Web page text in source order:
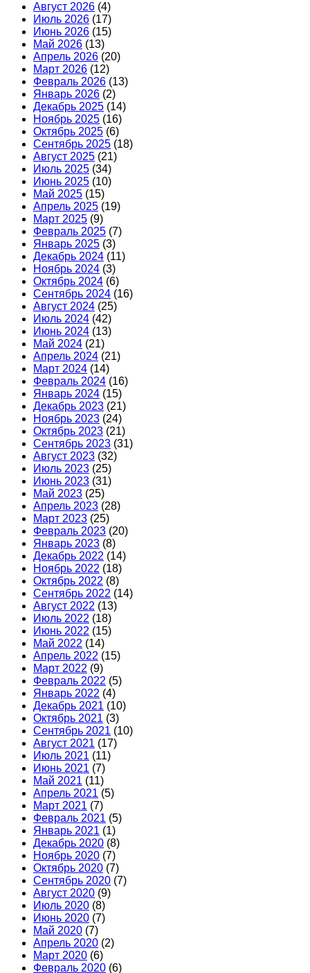
Август 2026 (4)
Июль 2026 (17)
Июнь 2026 (15)
Май 2026 (13)
Апрель 2026 (20)
Март 2026 (12)
Февраль 2026 (13)
Январь 2026 (2)
Декабрь 2025 (14)
Ноябрь 2025 (16)
Октябрь 2025 (6)
Сентябрь 2025 (18)
Август 2025 (21)
Июль 2025 (34)
Июнь 2025 (10)
Май 2025 (15)
Апрель 2025 (19)
Март 2025 (9)
Февраль 2025 (7)
Январь 2025 (3)
Декабрь 2024 (11)
Ноябрь 2024 (3)
Октябрь 2024 (6)
Сентябрь 2024 (16)
Август 2024 (25)
Июль 2024 (42)
Июнь 2024 (13)
Май 2024 (21)
Апрель 2024 (21)
Март 2024 (14)
Февраль 2024 (16)
Январь 2024 (15)
Декабрь 2023 (21)
Ноябрь 2023 (24)
Октябрь 2023 (21)
Сентябрь 2023 (31)
Август 2023 (32)
Июль 2023 (25)
Июнь 2023 (31)
Май 2023 (25)
Апрель 2023 (28)
Март 2023 (25)
Февраль 2023 (20)
Январь 2023 (8)
Декабрь 2022 (14)
Ноябрь 2022 (18)
Октябрь 2022 (8)
Сентябрь 2022 (14)
Август 2022 (13)
Июль 2022 (18)
Июнь 2022 (15)
Май 2022 (14)
Апрель 2022 (15)
Март 2022 (9)
Февраль 2022 (5)
Январь 2022 (4)
Декабрь 2021 (10)
Октябрь 2021 (3)
Сентябрь 2021 (10)
Август 2021 (17)
Июль 2021 (11)
Июнь 2021 (7)
Май 2021 (11)
Апрель 2021 (5)
Март 2021 (7)
Февраль 2021 (5)
Январь 2021 (1)
Декабрь 2020 (8)
Ноябрь 2020 (7)
Октябрь 2020 (7)
Сентябрь 2020 (7)
Август 2020 (9)
Июль 2020 (8)
Июнь 2020 (7)
Май 2020 (7)
Апрель 2020 (2)
Март 2020 (6)
Февраль 2020 (6)